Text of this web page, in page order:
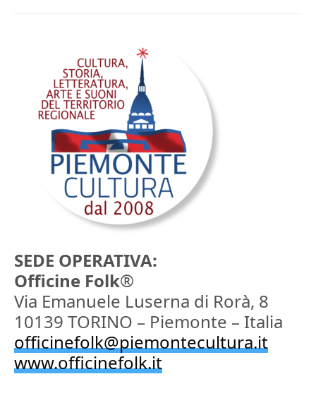
SEDE OPERATIVA:
Officine Folk®
Via Emanuele Luserna di Rorà, 8
10139 TORINO – Piemonte – Italia
officinefolk@piemontecultura.it
www.officinefolk.it